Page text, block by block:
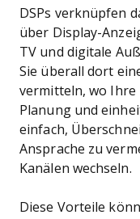
DSPs verknüpfen
über Display-
TV und digitale
Sie überall dort
vermitteln, wo Ihre
Planung und
einfach,
Ansprache zu
Kanälen wechseln.
Diese Vorteile